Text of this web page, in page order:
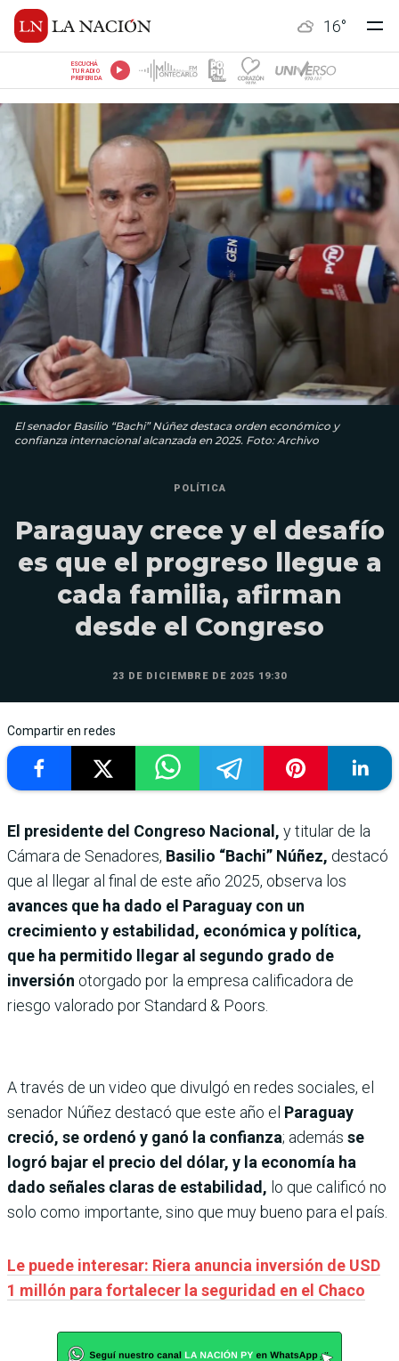
16°
ESCUCHÁ
TU RADIO
PREFERIDA
El senador Basilio “Bachi” Núñez destaca orden económico y
confianza internacional alcanzada en 2025. Foto: Archivo
POLÍTICA
Paraguay crece y el desafío
es que el progreso llegue a
cada familia, afirman
desde el Congreso
23 DE DICIEMBRE DE 2025 19:30
Compartir en redes
El presidente del Congreso Nacional, y titular de la
Cámara de Senadores, Basilio “Bachi” Núñez, destacó
que al llegar al final de este año 2025, observa los
avances que ha dado el Paraguay con un
crecimiento y estabilidad, económica y política,
que ha permitido llegar al segundo grado de
inversión otorgado por la empresa calificadora de
riesgo valorado por Standard & Poors.
A través de un video que divulgó en redes sociales, el
senador Núñez destacó que este año el Paraguay
creció, se ordenó y ganó la confianza; además se
logró bajar el precio del dólar, y la economía ha
dado señales claras de estabilidad, lo que calificó no
solo como importante, sino que muy bueno para el país.
Le puede interesar: Riera anuncia inversión de USD
1 millón para fortalecer la seguridad en el Chaco